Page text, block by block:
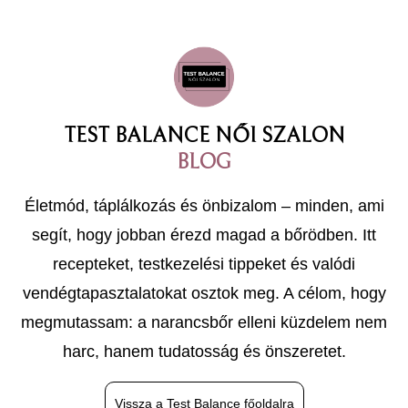
TEST BALANCE NŐI SZALON
BLOG
Életmód, táplálkozás és önbizalom – minden, ami
segít, hogy jobban érezd magad a bőrödben. Itt
recepteket, testkezelési tippeket és valódi
vendégtapasztalatokat osztok meg. A célom, hogy
megmutassam: a narancsbőr elleni küzdelem nem
harc, hanem tudatosság és önszeretet.
Vissza a Test Balance főoldalra